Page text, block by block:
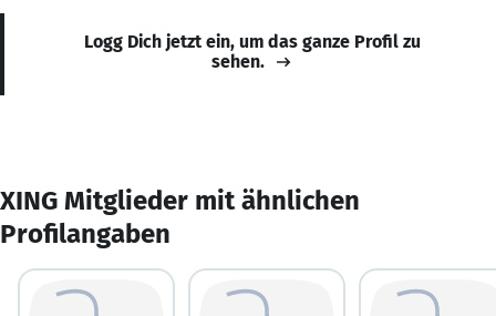
Logg Dich jetzt ein, um das ganze Profil zu
sehen.
XING Mitglieder mit ähnlichen
Profilangaben